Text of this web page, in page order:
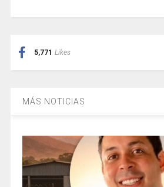
5,771 Likes
MÁS NOTICIAS